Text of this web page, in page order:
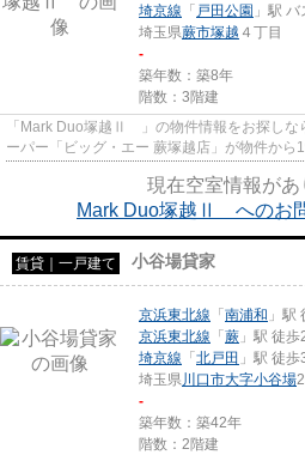
埼京線 「 戸田公園 」駅
埼玉県蕨市塚越 ４丁目
-
築年数：築8年
階数：3階建
「Mark Duo塚越Ⅱ 」の物件情報をお探しな
ーパー「ビッグ・エー 蕨塚越店」が物件か
現在空室情報があ
Mark Duo塚越Ⅱ へのお
賃貸｜一戸建て 小谷場貸家
京浜東北線 「 南浦和 」駅
京浜東北線 「 蕨 」駅 徒
埼京線 「 北戸田 」駅 徒
埼玉県川口市大字小谷場
-
築年数：築42年
階数：2階建